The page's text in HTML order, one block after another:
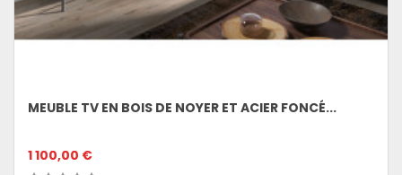
MEUBLE TV EN BOIS DE NOYER ET ACIER FONCÉ...
1 100,00 €